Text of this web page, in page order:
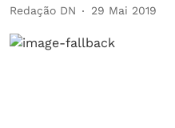
Redação DN 29 Mai 2019